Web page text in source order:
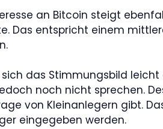
an Bitcoin steigt
Das entspricht einem
das Stimmungsbild
jedoch noch nicht sprechen.
von Kleinanlegern gibt.
eingegeben werden.